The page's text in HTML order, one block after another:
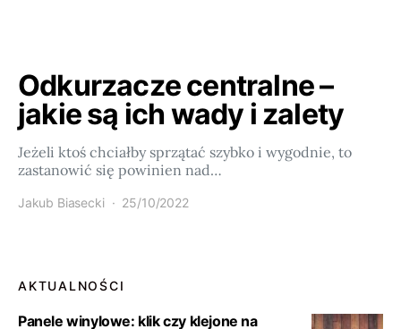
Odkurzacze centralne –
jakie są ich wady i zalety
Jeżeli ktoś chciałby sprzątać szybko i wygodnie, to
zastanowić się powinien nad…
Jakub Biasecki 25/10/2022
AKTUALNOŚCI
Panele winylowe: klik czy klejone na